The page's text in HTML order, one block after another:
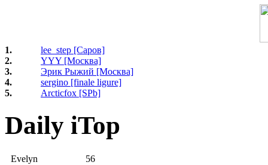
1.
lee_step [Саров]
2.
YYY [Москва]
3.
Эрик Рыжий [Москва]
4.
sergino [finale ligure]
5.
Arcticfox [SPb]
Daily iTop
Evelyn
56